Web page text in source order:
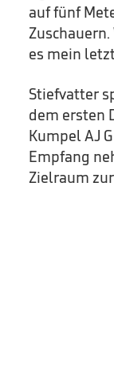
auf fünf
es mein
Stiefvatter
dem ersten
Kumpel AJ
Empfang
Zielraum